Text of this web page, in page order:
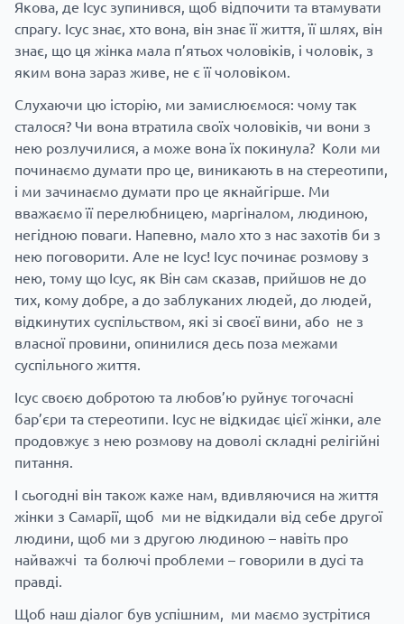
Якова, де Ісус зупинився, щоб відпочити та втамувати
спрагу. Ісус знає, хто вона, він знає її життя, її шлях, він
знає, що ця жінка мала п’ятьох чоловіків, і чоловік, з
яким вона зараз живе, не є її чоловіком.
Слухаючи цю історію, ми замислюємося: чому так
сталося? Чи вона втратила своїх чоловіків, чи вони з
нею розлучилися, а може вона їх покинула? Коли ми
починаємо думати про це, виникають в на стереотипи,
і ми зачинаємо думати про це якнайгірше. Ми
вважаємо її перелюбницею, маргіналом, людиною,
негідною поваги. Напевно, мало хто з нас захотів би з
нею поговорити. Але не Ісус! Ісус починає розмову з
нею, тому що Ісус, як Він сам сказав, прийшов не до
тих, кому добре, а до заблуканих людей, до людей,
відкинутих суспільством, які зі своєї вини, або не з
власної провини, опинилися десь поза межами
суспільного життя.
Ісус своєю добротою та любов’ю руйнує тогочасні
бар’єри та стереотипи. Ісус не відкидає цієї жінки, але
продовжує з нею розмову на доволі складні релігійні
питання.
І сьогодні він також каже нам, вдивляючися на життя
жінки з Самарії, щоб ми не відкидали від себе другої
людини, щоб ми з другою людиною – навіть про
найважчі та болючі проблеми – говорили в дусі та
правді.
Щоб наш діалог був успішним, ми маємо зустрітися